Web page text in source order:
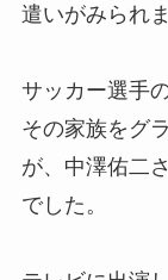
遣いがみられ
サッカー選手
その家族をグ
が、中澤佑二
でした。